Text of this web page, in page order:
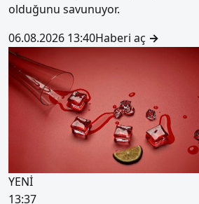
olduğunu savunuyor.
06.08.2026 13:40Haberi aç →
YENİ
13:37